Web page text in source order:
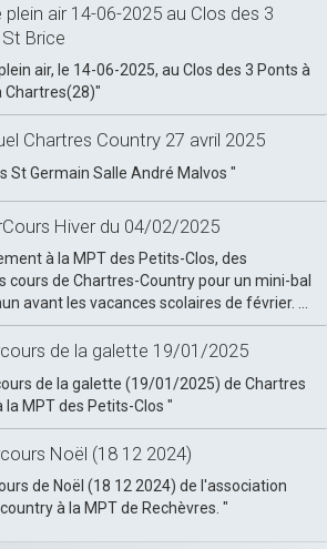
air 14-06-2025 au Clos des 3
Brice
air, le 14-06-2025, au Clos des 3 Ponts à
Chartres(28)"
Chartres Country 27 avril 2025
St Germain Salle André Malvos "
Hiver du 04/02/2025
à la MPT des Petits-Clos, des
cours de Chartres-Country pour un mini-bal
avant les vacances scolaires de février. ...
de la galette 19/01/2025
de la galette (19/01/2025) de Chartres
la MPT des Petits-Clos "
Noël (18 12 2024)
de Noël (18 12 2024) de l'association
à la MPT de Rechèvres. "